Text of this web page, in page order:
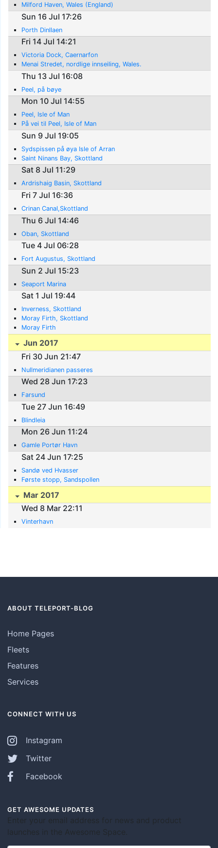
Milford Haven, Wales (England)
Sun 16 Jul 17:26
Porth Dinllaen
Fri 14 Jul 14:21
Victoria Dock, Caernarfon
Menai Stredet, nordlige innseiling, Wales.
Thu 13 Jul 16:08
Peel, på bøye
Mon 10 Jul 14:55
Peel, Isle of Man
På vei til Peel, Isle of Man
Sun 9 Jul 19:05
Sydspissen på øya Isle of Arran
Saint Ninans Bay, Skottland
Sat 8 Jul 11:29
Ardrishaig Basin, Skottland
Fri 7 Jul 16:36
Crinan Canal,Skottland
Thu 6 Jul 14:46
Oban, Skottland
Tue 4 Jul 06:28
Fort Augustus, Skottland
Sun 2 Jul 15:23
Seaport Marina
Sat 1 Jul 19:44
Inverness, Skottland
Moray Firth, Skottland
Moray Firth
Jun 2017
Fri 30 Jun 21:47
Nullmeridianen passeres
Wed 28 Jun 17:23
Farsund
Tue 27 Jun 16:49
Blindleia
Mon 26 Jun 11:24
Gamle Portør Havn
Sat 24 Jun 17:25
Sandø ved Hvasser
Første stopp, Sandspollen
Mar 2017
Wed 8 Mar 22:11
Vinterhavn
ABOUT TELEPORT-BLOG
Home Pages
Fleets
Features
Services
CONNECT WITH US
Instagram
Twitter
Facebook
GET AWESOME UPDATES
Enter your email address for news and product
launches in the Awesome Space.